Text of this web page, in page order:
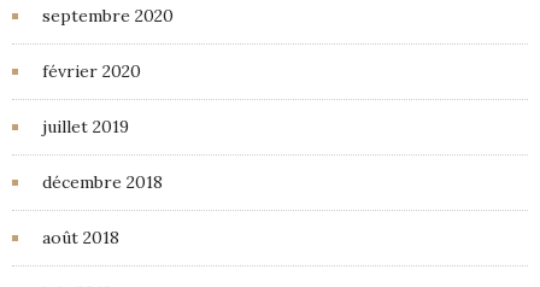
septembre 2020
février 2020
juillet 2019
décembre 2018
août 2018